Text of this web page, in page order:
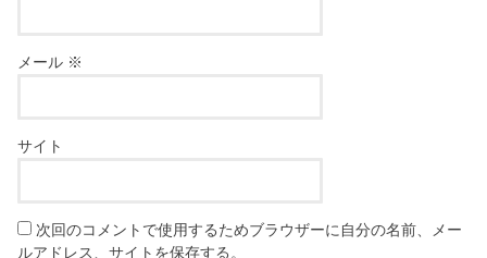
メール ※
サイト
次回のコメントで使用するためブラウザーに自分の名前、メー
ルアドレス、サイトを保存する。